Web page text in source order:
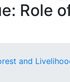
Role
and